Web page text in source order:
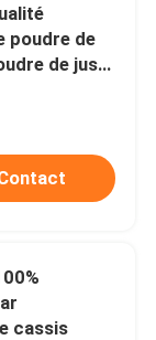
poudre de
de jus
cassis